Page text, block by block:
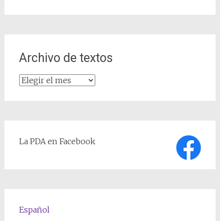
Archivo de textos
Archivo
La PDA en Facebook
Español